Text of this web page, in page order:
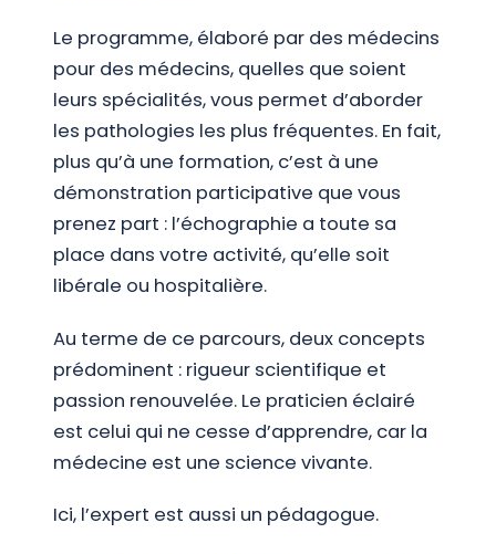
Le programme, élaboré par des médecins
pour des médecins, quelles que soient
leurs spécialités, vous permet d’aborder
les pathologies les plus fréquentes. En fait,
plus qu’à une formation, c’est à une
démonstration participative que vous
prenez part : l’échographie a toute sa
place dans votre activité, qu’elle soit
libérale ou hospitalière.
Au terme de ce parcours, deux concepts
prédominent : rigueur scientifique et
passion renouvelée. Le praticien éclairé
est celui qui ne cesse d’apprendre, car la
médecine est une science vivante.
Ici, l’expert est aussi un pédagogue.